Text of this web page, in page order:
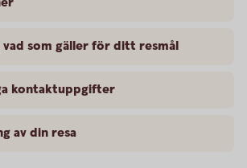
som gäller för ditt resmål
kontaktuppgifter
av din resa